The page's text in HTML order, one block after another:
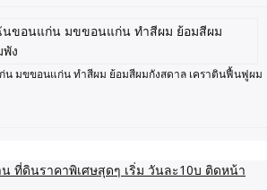
น มขขอนแก่น ทำสีผม ย้อมสีผมกังสดาล เคราตินฟื้นฟูผม
ที่ดินราคาพิเศษสุดๆ เริ่ม วันละ10บ ติดหน้า